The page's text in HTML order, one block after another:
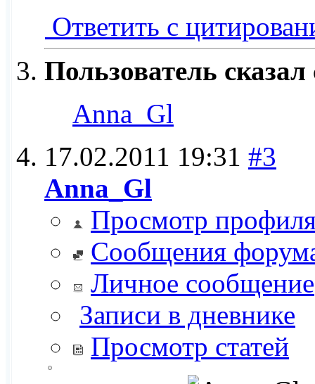
Ответить с
Пользователь сказал
Anna_Gl
17.02.2011 19:31 #3
Anna_Gl
Просмотр
Сообщения
Личное сообщение
Записи в дневнике
Просмотр статей